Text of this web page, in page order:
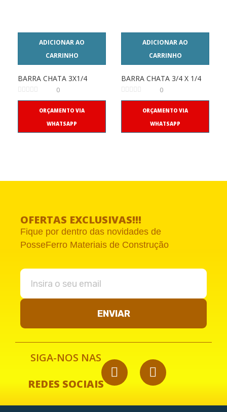
ADICIONAR AO
CARRINHO
BARRA CHATA 3X1/4
0
ORÇAMENTO VIA
WHATSAPP
ADICIONAR AO
CARRINHO
BARRA CHATA 3/4 X 1/4
0
ORÇAMENTO VIA
WHATSAPP
OFERTAS EXCLUSIVAS!!!
Fique por dentro das novidades de
PosseFerro Materiais de Construção
ENVIAR
SIGA-NOS NAS
REDES SOCIAIS